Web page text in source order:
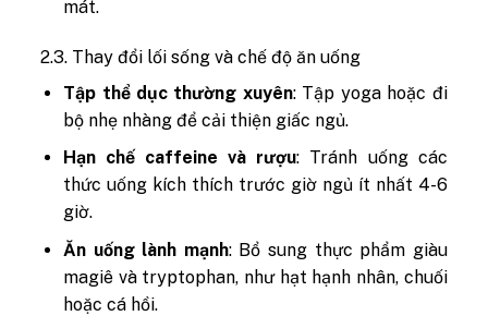
mát.
2.3. Thay đổi lối sống và chế độ ăn uống
Tập thể dục thường xuyên: Tập yoga hoặc đi
bộ nhẹ nhàng để cải thiện giấc ngủ.
Hạn chế caffeine và rượu: Tránh uống các
thức uống kích thích trước giờ ngủ ít nhất 4-6
giờ.
Ăn uống lành mạnh: Bổ sung thực phẩm giàu
magiê và tryptophan, như hạt hạnh nhân, chuối
hoặc cá hồi.